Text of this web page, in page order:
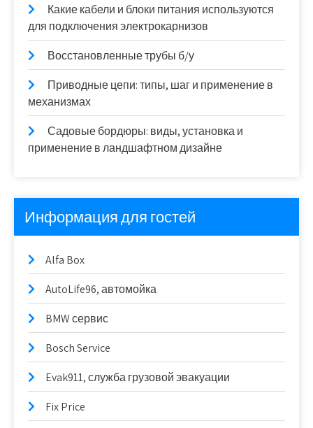
Какие кабели и блоки питания используются
для подключения электрокарнизов
Восстановленные трубы б/у
Приводные цепи: типы, шаг и применение в
механизмах
Садовые бордюры: виды, установка и
применение в ландшафтном дизайне
Информация для гостей
Alfa Box
AutoLife96, автомойка
BMW сервис
Bosch Service
Evak911, служба грузовой эвакуации
Fix Price